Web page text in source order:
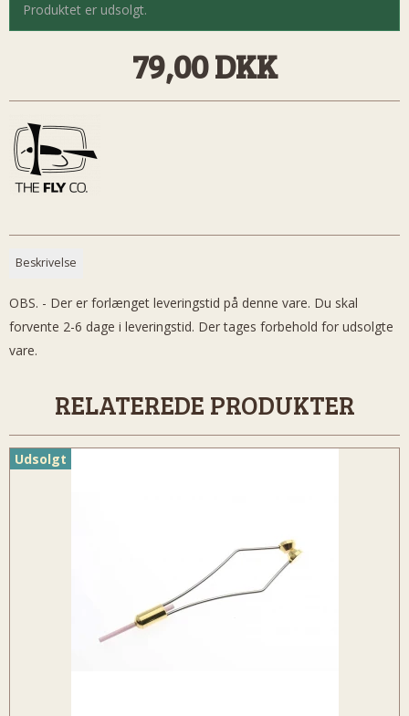
Produktet er udsolgt.
79,00 DKK
Beskrivelse
OBS. - Der er forlænget leveringstid på denne vare. Du skal
forvente 2-6 dage i leveringstid. Der tages forbehold for udsolgte
vare.
RELATEREDE PRODUKTER
Udsolgt